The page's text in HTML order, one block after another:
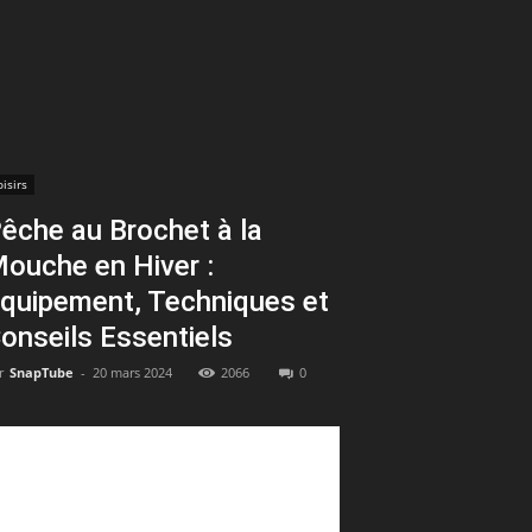
au Brochet à la
en Hiver :
Techniques et
Essentiels
SnapTube - 20 mars 2024 2066 0